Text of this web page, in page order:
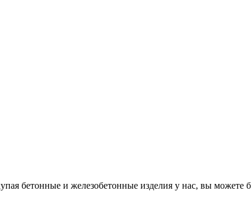
бетонные и железобетонные изделия у нас, вы можете